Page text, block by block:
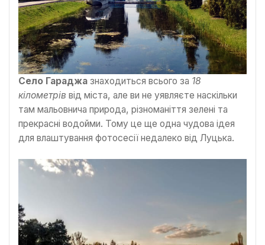
Село Гараджа знаходиться всього за 18
кілометрів від міста, але ви не уявляєте наскільки
там мальовнича природа, різноманіття зелені та
прекрасні водойми. Тому це ще одна чудова ідея
для влаштування фотосесії недалеко від Луцька.